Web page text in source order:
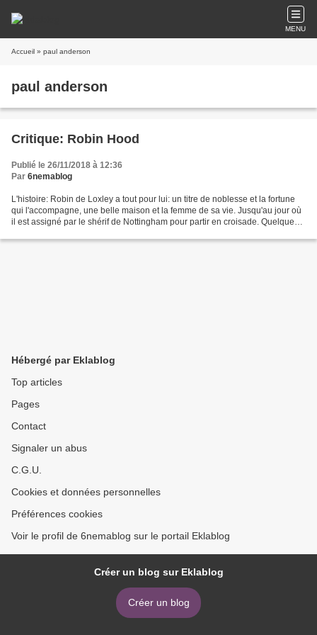
MENU
Accueil » paul anderson
paul anderson
Critique: Robin Hood
Publié le 26/11/2018 à 12:36
Par 6nemablog
L'histoire: Robin de Loxley a tout pour lui: un titre de noblesse et la fortune
qui l'accompagne, une belle maison et la femme de sa vie. Jusqu'au jour où
il est assigné par le shérif de Nottingham pour partir en croisade. Quelques
Hébergé par Eklablog
Top articles
Pages
Contact
Signaler un abus
C.G.U.
Cookies et données personnelles
Préférences cookies
Voir le profil de 6nemablog sur le portail Eklablog
Créer un blog sur Eklablog
Créer un blog